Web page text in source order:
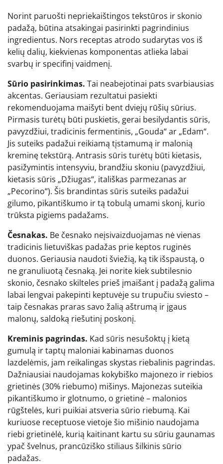
Norint paruošti nepriekaištingos tekstūros ir skonio
padažą, būtina atsakingai pasirinkti pagrindinius
ingredientus. Nors receptas atrodo sudarytas vos iš
kelių dalių, kiekvienas komponentas atlieka labai
svarbų ir specifinį vaidmenį.
Sūrio pasirinkimas. Tai neabejotinai pats svarbiausias
akcentas. Geriausiam rezultatui pasiekti
rekomenduojama maišyti bent dviejų rūšių sūrius.
Pirmasis turėtų būti puskietis, gerai besilydantis sūris,
pavyzdžiui, tradicinis fermentinis, „Gouda“ ar „Edam“.
Jis suteiks padažui reikiamą tįstamumą ir malonią
kreminę tekstūrą. Antrasis sūris turėtų būti kietasis,
pasižymintis intensyviu, brandžiu skoniu (pavyzdžiui,
kietasis sūris „Džiugas“, itališkas parmezanas ar
„Pecorino“). Šis brandintas sūris suteiks padažui
gilumo, pikantiškumo ir tą tobulą umami skonį, kurio
trūksta pigiems padažams.
Česnakas. Be česnako neįsivaizduojamas nė vienas
tradicinis lietuviškas padažas prie keptos ruginės
duonos. Geriausia naudoti šviežią, ką tik išspaustą, o
ne granuliuotą česnaką. Jei norite kiek subtilesnio
skonio, česnako skilteles prieš įmaišant į padažą galima
labai lengvai pakepinti keptuvėje su trupučiu sviesto –
taip česnakas praras savo žalią aštrumą ir įgaus
malonų, saldoką riešutinį poskonį.
Kreminis pagrindas. Kad sūris nesušoktų į kietą
gumulą ir taptų maloniai kabinamas duonos
lazdelėmis, jam reikalingas skystas riebalinis pagrindas.
Dažniausiai naudojamas kokybiško majonezo ir riebios
grietinės (30% riebumo) mišinys. Majonezas suteikia
pikantiškumo ir glotnumo, o grietinė – malonios
rūgštelės, kuri puikiai atsveria sūrio riebumą. Kai
kuriuose receptuose vietoje šio mišinio naudojama
riebi grietinėlė, kurią kaitinant kartu su sūriu gaunamas
ypač švelnus, prancūziško stiliaus šilkinis sūrio
padažas.